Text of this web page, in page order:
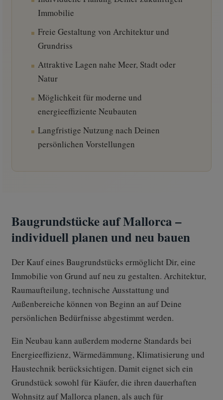
Immobilie
Freie Gestaltung von Architektur und
Grundriss
Attraktive Lagen nahe Meer, Stadt oder
Natur
Möglichkeit für moderne und
energieeffiziente Neubauten
Langfristige Nutzung nach Deinen
persönlichen Vorstellungen
Baugrundstücke auf Mallorca –
individuell planen und neu bauen
Der Kauf eines Baugrundstücks ermöglicht Dir, eine
Immobilie von Grund auf neu zu gestalten. Architektur,
Raumaufteilung, technische Ausstattung und
Außenbereiche können von Beginn an auf Deine
persönlichen Bedürfnisse abgestimmt werden.
Ein Neubau kann außerdem moderne Standards bei
Energieeffizienz, Wärmedämmung, Klimatisierung und
Haustechnik berücksichtigen. Damit eignet sich ein
Grundstück sowohl für Käufer, die ihren dauerhaften
Wohnsitz auf Mallorca planen, als auch für